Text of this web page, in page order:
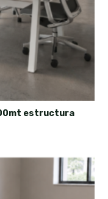
estructura